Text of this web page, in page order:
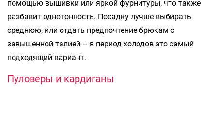
помощью вышивки или яркой фурнитуры, что также
разбавит однотонность. Посадку лучше выбирать
среднюю, или отдать предпочтение брюкам с
завышенной талией – в период холодов это самый
подходящий вариант.
Пуловеры и кардиганы